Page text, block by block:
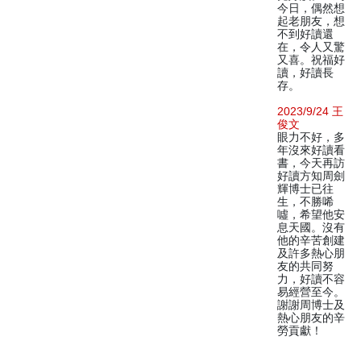
今日，偶然想
起老朋友，想
不到好讀還
在，令人又驚
又喜。祝福好
讀，好讀長
存。
2023/9/24 王
俊文
眼力不好，多
年沒來好讀看
書，今天再訪
好讀方知周劍
輝博士已往
生，不勝唏
噓，希望他安
息天國。沒有
他的辛苦創建
及許多熱心朋
友的共同努
力，好讀不容
易經營至今。
謝謝周博士及
熱心朋友的辛
勞貢獻！